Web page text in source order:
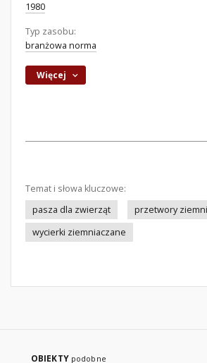
1980
Typ zasobu:
branżowa norma
Więcej
Temat i słowa kluczowe:
pasza dla zwierząt
przetwory
wycierki ziemniaczane
OBIEKTY podobne